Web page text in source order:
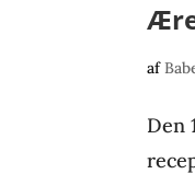
af
Den